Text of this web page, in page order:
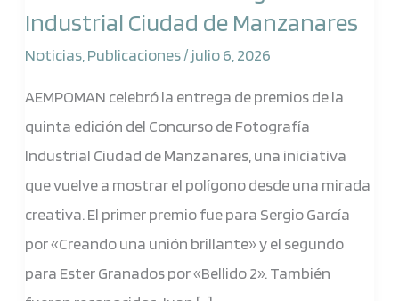
Industrial Ciudad de Manzanares
Noticias Publicaciones/julio 6, 2026
AEMPOMAN celebró la entrega de premios de la
quinta edición del Concurso de Fotografía
Industrial Ciudad de Manzanares, una iniciativa
que vuelve a mostrar el polígono desde una mirada
creativa. El primer premio fue para Sergio García
por «Creando una unión brillante» y el segundo
para Ester Granados por «Bellido 2». También
del
V
Fotografía
Ciudad
Manzanares